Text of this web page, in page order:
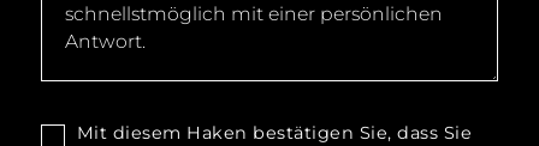
Mit diesem Haken bestätigen Sie, dass Sie